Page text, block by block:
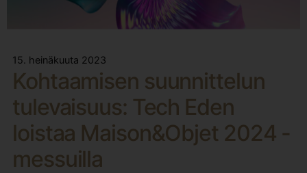
15. heinäkuuta 2023
Kohtaamisen suunnittelun
tulevaisuus: Tech Eden
loistaa Maison&Objet 2024 -
messuilla